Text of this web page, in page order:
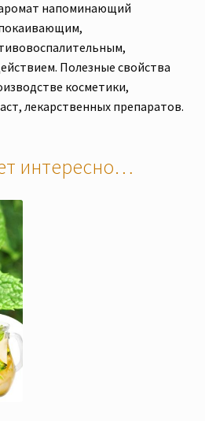
напоминающий
Полезные свойства
косметики,
лекарственных препаратов.
интересно…